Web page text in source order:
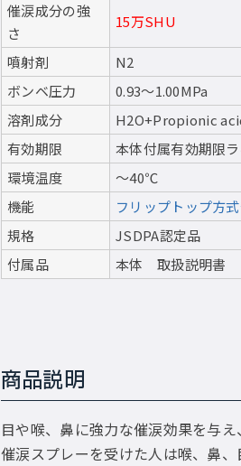
催涙成分の強
さ
15万SHU
噴射剤
N2
ボンベ圧力
0.93〜1.00MPa
溶剤成分
H2O+Propionic
有効期限
本体付属有効期限
環境温度
〜40℃
機能
フリップトップ方
規格
JSDPA認定品
付属品
本体 取扱説明書
商品説明
目や喉、鼻に強力な催涙効果を与
催涙スプレーを受けた人は喉、鼻